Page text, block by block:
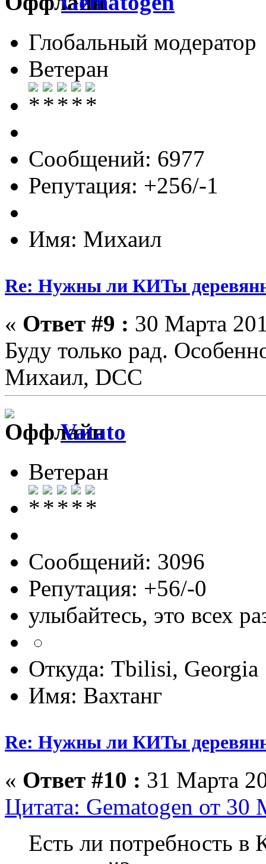
Глобальный модератор
Ветеран
Сообщений: 6977
Репутация: +256/-1
Имя: Михаил
Re: Нужны ли КИТы
« Ответ #9 : 30 Марта
Буду только рад.
Михаил, DCC
Vatato
Ветеран
Сообщений: 3096
Репутация: +56/-0
улыбайтесь, это всех
Откуда: Tbilisi, Georgia
Имя: Вахтанг
Re: Нужны ли КИТы
« Ответ #10 : 31 Марта
Цитата: Gematogen от
Есть ли потребность